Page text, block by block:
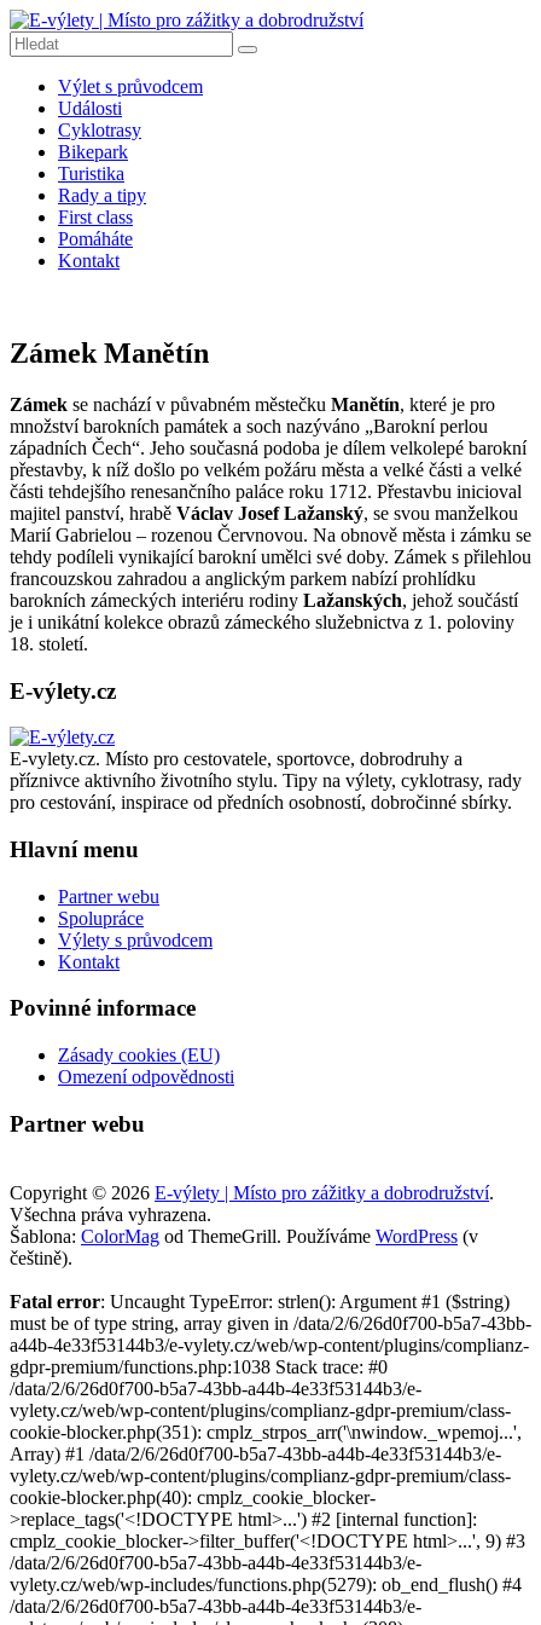
Přeskočit
na
obsah
E-
výlety
Místo
pro
zážitky
dobrodružství
|
Dobrodružné
na
kolech,
pěší
turistiku,
tipy
na
výlety,
cyklotrasy,
bike
parky,
zajímavá
turistická
výlety
turistickým
průvodcem
Výlet s průvodcem
Události
Cyklotrasy
Bikepark
Turistika
Rady a tipy
First class
Pomáháte
Kontakt
Zámek Manětín
Zámek se nachází v půvabném městečku Manětín, které je pro
množství barokních památek a soch nazýváno „Barokní perlou
západních Čech“. Jeho současná podoba je dílem velkolepé barokní
přestavby, k níž došlo po velkém požáru města a velké části a velké
části tehdejšího renesančního paláce roku 1712. Přestavbu inicioval
majitel panství, hrabě Václav Josef Lažanský, se svou manželkou
Marií Gabrielou – rozenou Červnovou. Na obnově města i zámku se
tehdy podíleli vynikající barokní umělci své doby. Zámek s přilehlou
francouzskou zahradou a anglickým parkem nabízí prohlídku
barokních zámeckých interiéru rodiny Lažanských, jehož součástí
je i unikátní kolekce obrazů zámeckého služebnictva z 1. poloviny
18. století.
E-výlety.cz
E-vylety.cz. Místo pro cestovatele, sportovce, dobrodruhy a
příznivce aktivního životního stylu. Tipy na výlety, cyklotrasy, rady
pro cestování, inspirace od předních osobností, dobročinné sbírky.
Hlavní menu
Partner webu
Spolupráce
Výlety s průvodcem
Kontakt
Povinné informace
Zásady cookies (EU)
Omezení odpovědnosti
Partner webu
Copyright © 2026 E-výlety | Místo pro zážitky a dobrodružství.
Všechna práva vyhrazena.
Šablona: ColorMag od ThemeGrill. Používáme WordPress (v
češtině).
Fatal error: Uncaught TypeError: strlen(): Argument #1 ($string)
must be of type string, array given in /data/2/6/26d0f700-b5a7-43bb-
a44b-4e33f53144b3/e-vylety.cz/web/wp-content/plugins/complianz-
gdpr-premium/functions.php:1038 Stack trace: #0
/data/2/6/26d0f700-b5a7-43bb-a44b-4e33f53144b3/e-
vylety.cz/web/wp-content/plugins/complianz-gdpr-premium/class-
cookie-blocker.php(351): cmplz_strpos_arr('\nwindow._wpemoj...',
Array) #1 /data/2/6/26d0f700-b5a7-43bb-a44b-4e33f53144b3/e-
vylety.cz/web/wp-content/plugins/complianz-gdpr-premium/class-
cookie-blocker.php(40): cmplz_cookie_blocker-
>replace_tags('<!DOCTYPE html>...') #2 [internal function]:
cmplz_cookie_blocker->filter_buffer('<!DOCTYPE html>...', 9) #3
/data/2/6/26d0f700-b5a7-43bb-a44b-4e33f53144b3/e-
vylety.cz/web/wp-includes/functions.php(5279): ob_end_flush() #4
/data/2/6/26d0f700-b5a7-43bb-a44b-4e33f53144b3/e-